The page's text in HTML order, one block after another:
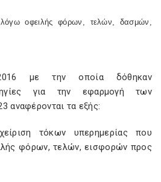
λόγω οφειλής φόρων, τελών, δασμών,
με την οποία δόθηκαν
για την εφαρμογή των
αναφέρονται τα εξής:
τόκων υπερημερίας που
φόρων, τελών, εισφορών προς